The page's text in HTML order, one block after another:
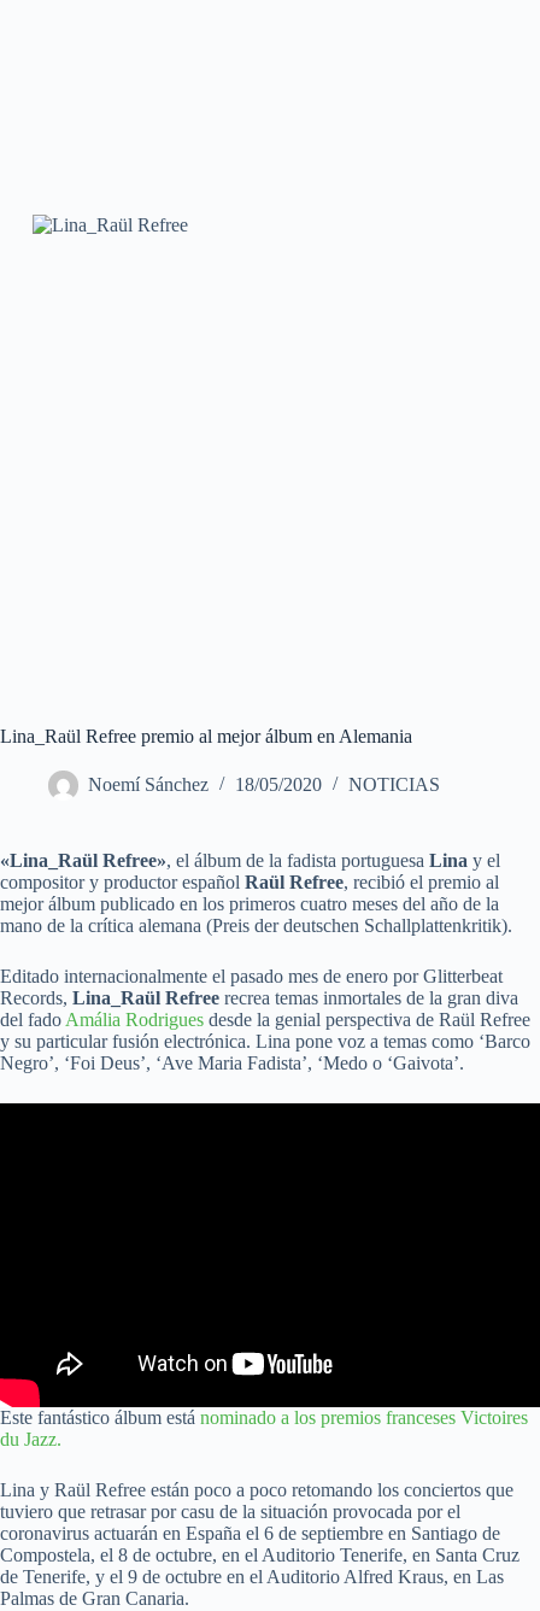
Lina_Raül Refree premio al mejor álbum en Alemania
Noemí Sánchez 18/05/2020 NOTICIAS
«Lina_Raül Refree», el álbum de la fadista portuguesa Lina y el
compositor y productor español Raül Refree, recibió el premio al
mejor álbum publicado en los primeros cuatro meses del año de la
mano de la crítica alemana (Preis der deutschen Schallplattenkritik).
Editado internacionalmente el pasado mes de enero por Glitterbeat
Records, Lina_Raül Refree recrea temas inmortales de la gran diva
del fado Amália Rodrigues desde la genial perspectiva de Raül Refree
y su particular fusión electrónica. Lina pone voz a temas como ‘Barco
Negro’, ‘Foi Deus’, ‘Ave Maria Fadista’, ‘Medo o ‘Gaivota’.
Este fantástico álbum está nominado a los premios franceses Victoires
du Jazz.
Lina y Raül Refree están poco a poco retomando los conciertos que
tuviero que retrasar por casu de la situación provocada por el
coronavirus actuarán en España el 6 de septiembre en Santiago de
Compostela, el 8 de octubre, en el Auditorio Tenerife, en Santa Cruz
de Tenerife, y el 9 de octubre en el Auditorio Alfred Kraus, en Las
Palmas de Gran Canaria.